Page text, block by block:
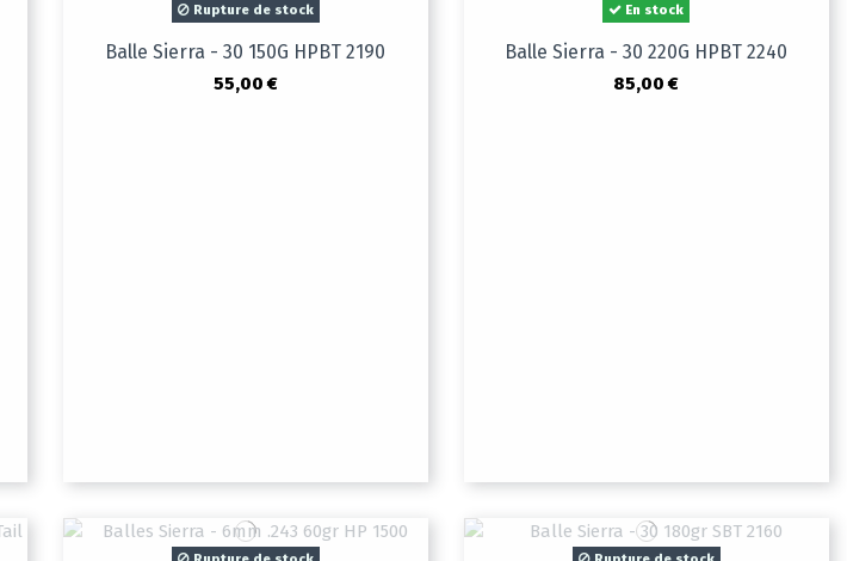
Rupture de stock
Balle Sierra - 30 150G HPBT 2190
55,00 €
En stock
Balle Sierra - 30 220G HPBT 2240
85,00 €